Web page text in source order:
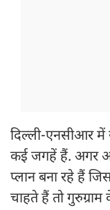
दिल्ली-एनसीआर
कई जगहें हैं. अगर
प्लान बना रहे हैं
चाहते हैं तो